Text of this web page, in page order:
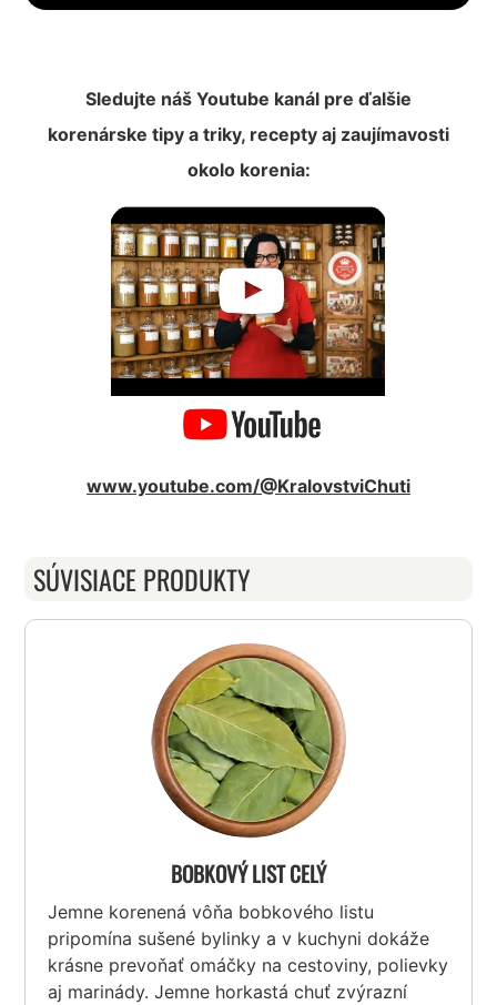
Sledujte náš Youtube kanál pre ďalšie
korenárske tipy a triky, recepty aj zaujímavosti
okolo korenia:
www.youtube.com/@KralovstviChuti
SÚVISIACE PRODUKTY
BOBKOVÝ LIST CELÝ
Jemne korenená vôňa bobkového listu
pripomína sušené bylinky a v kuchyni dokáže
krásne prevoňať omáčky na cestoviny, polievky
aj marinády. Jemne horkastá chuť zvýrazní